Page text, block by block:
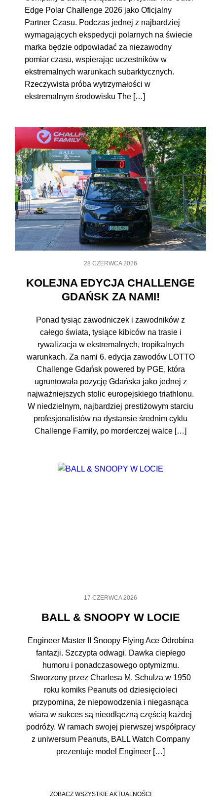
Edge Polar Challenge 2026 jako Oficjalny
Partner Czasu. Podczas jednej z najbardziej
wymagających ekspedycji polarnych na świecie
marka będzie odpowiadać za niezawodny
pomiar czasu, wspierając uczestników w
ekstremalnych warunkach subarktycznych.
Rzeczywista próba wytrzymałości w
ekstremalnym środowisku The […]
28 CZERWCA 2026
KOLEJNA EDYCJA CHALLENGE
GDAŃSK ZA NAMI!
Ponad tysiąc zawodniczek i zawodników z
całego świata, tysiące kibiców na trasie i
rywalizacja w ekstremalnych, tropikalnych
warunkach. Za nami 6. edycja zawodów LOTTO
Challenge Gdańsk powered by PGE, która
ugruntowała pozycję Gdańska jako jednej z
najważniejszych stolic europejskiego triathlonu.
W niedzielnym, najbardziej prestiżowym starciu
profesjonalistów na dystansie średnim cyklu
Challenge Family, po morderczej walce […]
17 CZERWCA 2026
BALL & SNOOPY W LOCIE
Engineer Master II Snoopy Flying Ace Odrobina
fantazji. Szczypta odwagi. Dawka ciepłego
humoru i ponadczasowego optymizmu.
Stworzony przez Charlesa M. Schulza w 1950
roku komiks Peanuts od dziesięcioleci
przypomina, że niepowodzenia i niegasnąca
wiara w sukces są nieodłączną częścią każdej
podróży. W ramach swojej pierwszej współpracy
z uniwersum Peanuts, BALL Watch Company
prezentuje model Engineer […]
ZOBACZ WSZYSTKIE AKTUALNOŚCI